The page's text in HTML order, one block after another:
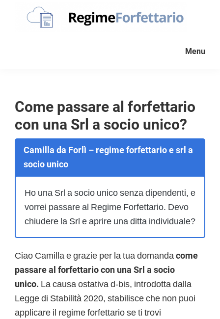
partita
Iva
forfettaria
Menu
Come passare al forfettario
con una Srl a socio unico?
Camilla da Forlì – regime forfettario e srl a
socio unico
Ho una Srl a socio unico senza dipendenti, e
vorrei passare al Regime Forfettario. Devo
chiudere la Srl e aprire una ditta individuale?
Ciao Camilla e grazie per la tua domandacome
passare al forfettario con una Srl a socio
unico. La causa ostativa d-bis, introdotta dalla
Legge di Stabilità 2020, stabilisce che non puoi
applicare il regime forfettario se ti trovi